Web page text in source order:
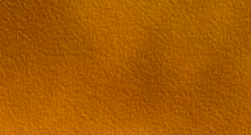
18 серия
19 серия
20 серия